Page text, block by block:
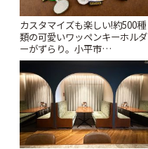
カスタマイズも楽しい!約500種
類の可愛いワッペンキーホルダ
ーがずらり。小平市
「Kimamaya T&K」 | ことりっ
ぷ